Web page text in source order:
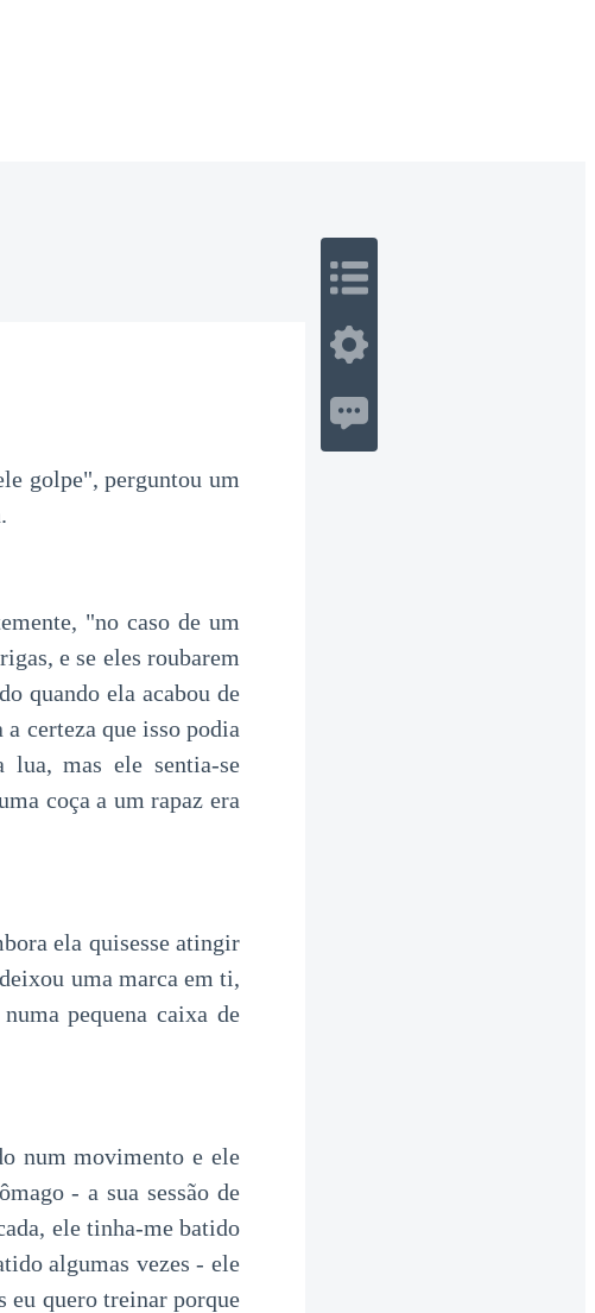
golpe", perguntou um
"no caso de um
e se eles roubarem
quando ela acabou de
certeza que isso podia
lua, mas ele sentia-se
coça a um rapaz era
ela quisesse atingir
uma marca em ti,
pequena caixa de
num movimento e ele
- a sua sessão de
ele tinha-me batido
algumas vezes - ele
eu quero treinar porque